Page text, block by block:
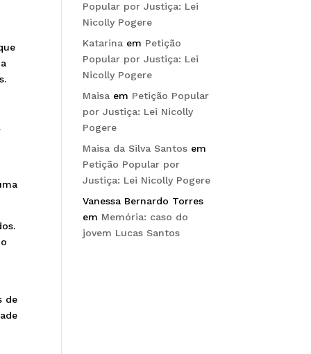
de
Popular por Justiça: Lei
Nicolly Pogere
Katarina em Petição
Popular por Justiça: Lei
Nicolly Pogere
Maisa em Petição Popular
por Justiça: Lei Nicolly
Pogere
Maisa da Silva Santos em
Petição Popular por
Justiça: Lei Nicolly Pogere
Vanessa Bernardo Torres
em Memória: caso do
jovem Lucas Santos